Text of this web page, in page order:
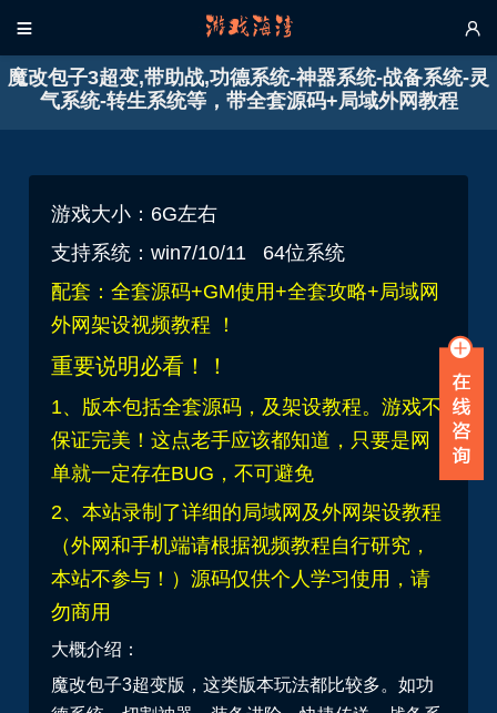
 
魔改包子3超变,带助战,功德系统-神器系统-战备系统-灵
气系统-转生系统等，带全套源码+局域外网教程
游戏大小：6G左右
支持系统：win7/10/11 64位系统
配套：全套源码+GM使用+全套攻略+局域网
外网架设视频教程 ！
重要说明必看！！
1、版本包括全套源码，及架设教程。游戏不
保证完美！这点老手应该都知道，只要是网
单就一定存在BUG，不可避免
2、本站录制了详细的局域网及外网架设教程
（外网和手机端请根据视频教程自行研究，
本站不参与！）源码仅供个人学习使用，请
勿商用
大概介绍：
魔改包子3超变版，这类版本玩法都比较多。如功